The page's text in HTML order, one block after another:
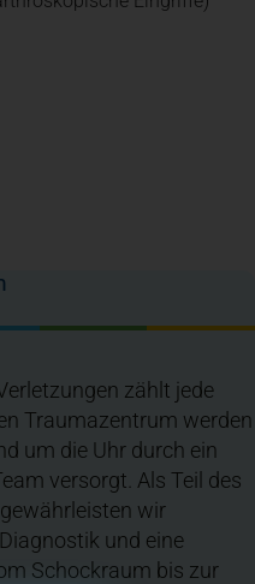
zählt jede
Traumazentrum werden
um die Uhr durch ein
versorgt. Als Teil des
wir
und eine
Schockraum bis zur